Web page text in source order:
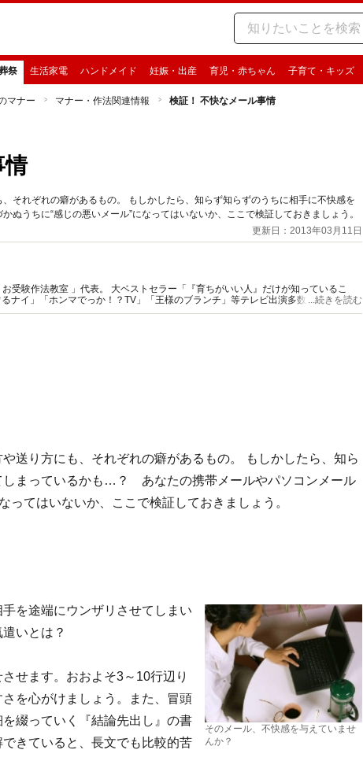
祭 生活家電 ハンドメイド 妊娠・出産 育児・赤ちゃん 子育て・キッズ
マナー マナー・作法関連情報 検証！ 不快なメール事情
情
それぞれの癖があるもの。 もしかしたら、知らず知らずのうちに相手に不快感を
うちに“感じの悪いメール”になってはいないか、ここで検証しておきましょう。
更新日：2013年03月11日
ラー「『育ちがいい人』だけが知っているこ
イ」「ホンマでっか！？TV」「王様のブランチ」等テレビ出演多数。 映画やド
。
...続きを読む
送り方にも、それぞれの癖があるもの。 もしかしたら、知ら
しまっているかも…？ あなたの携帯メールやパソコンメール
ってはいないか、ここで検証しておきましょう。
そのメール、不快感を与えていませ
んか？
を途端にウンザリさせてしまい
いとは？
せます。おおよそ3～10行辺り
を心がけましょう。また、冒頭
綴っていく『結論先出し』の書
きていると、長文でも比較的苦